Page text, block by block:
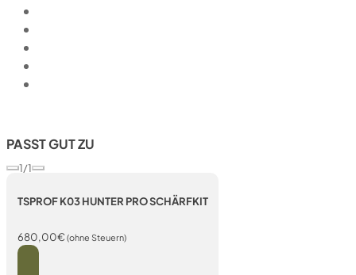
PASST GUT ZU
1/1
TSPROF K03 HUNTER PRO SCHÄRFKIT
680,00€(ohne Steuern)